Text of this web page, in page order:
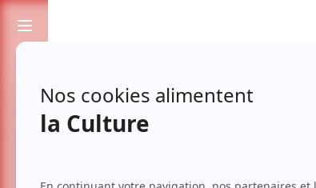
Passionnés de spectacles et de culture